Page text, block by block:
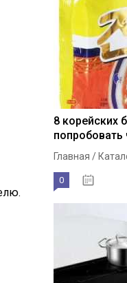
8 корейских
попробовать
Главная /
0